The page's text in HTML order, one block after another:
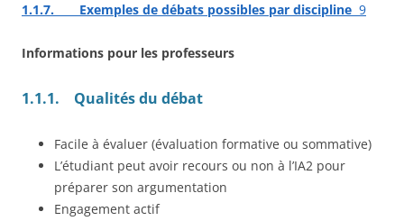
1.1.7.
Exemples de débats possibles par discipline 9
Informations pour les professeurs
1.1.1. Qualités du débat
Facile à évaluer (évaluation formative ou sommative)
L’étudiant peut avoir recours ou non à l’IA2 pour
préparer son argumentation
Engagement actif